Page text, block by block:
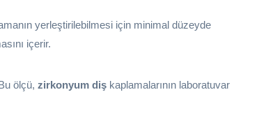
yerleştirilebilmesi için minimal düzeyde
içerir.
ölçü, zirkonyum diş kaplamalarının laboratuvar